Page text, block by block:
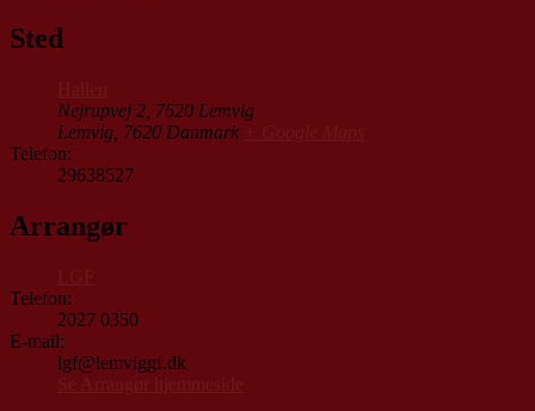
Sted
Nejrupvej 2, 7620 Lemvig
Lemvig 7620 Danmark
Telefon:
29638527
Arrangør
Telefon:
2027 0350
E-mail:
lgf@lemviggf.dk